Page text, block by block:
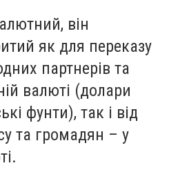
він
як для переказу
партнерів та
валюті (долари
фунти), так і від
та громадян – у